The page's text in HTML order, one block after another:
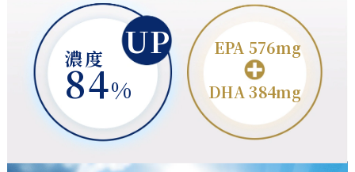
濃度
84%
UP EPA 576mg
DHA 384mg